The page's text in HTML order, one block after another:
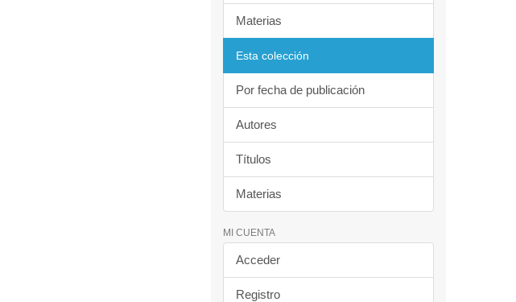
Materias
Esta colección
Por fecha de publicación
Autores
Títulos
Materias
MI CUENTA
Acceder
Registro